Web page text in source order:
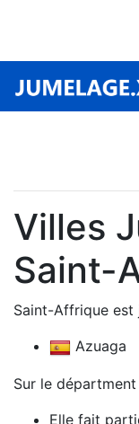
Villes
Saint-
Saint-Affrique est
Azuaga
Sur le
Elle fait